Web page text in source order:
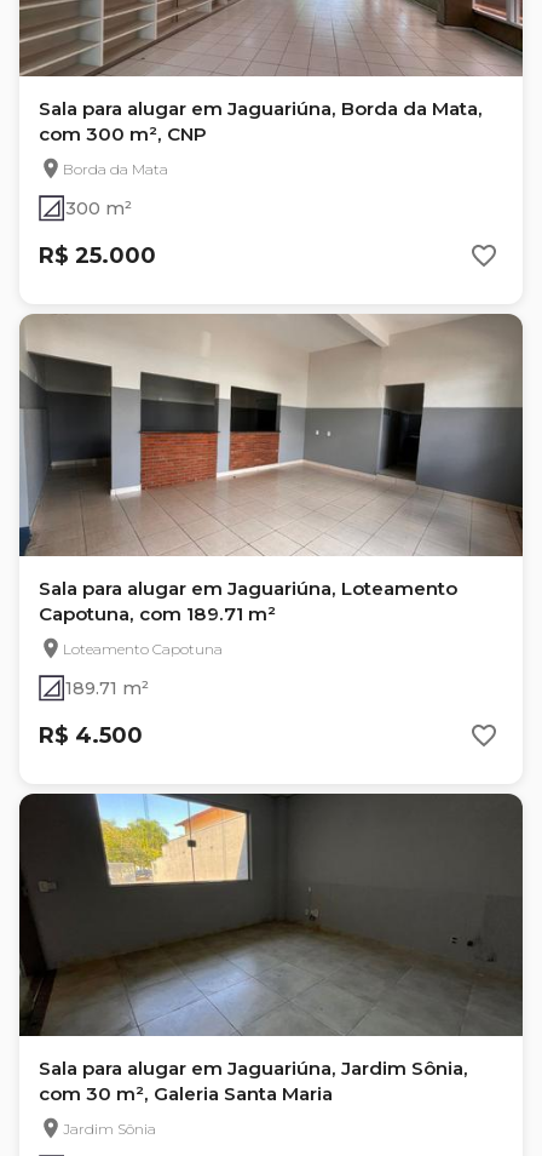
Sala para alugar em Jaguariúna, Borda da Mata,
com 300 m², CNP
Borda da Mata
300 m²
R$ 25.000
Sala para alugar em Jaguariúna, Loteamento
Capotuna, com 189.71 m²
Loteamento Capotuna
189.71 m²
R$ 4.500
Sala para alugar em Jaguariúna, Jardim Sônia,
com 30 m², Galeria Santa Maria
Jardim Sônia